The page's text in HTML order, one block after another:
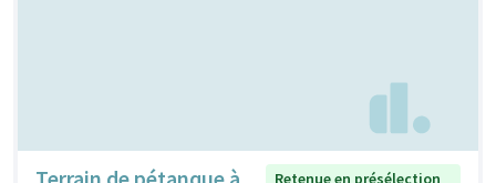
Retenue en présélection